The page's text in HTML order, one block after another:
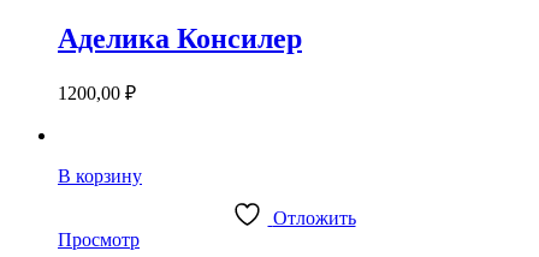
Аделика Консилер
1200,00 ₽
В корзину
Отложить
Просмотр